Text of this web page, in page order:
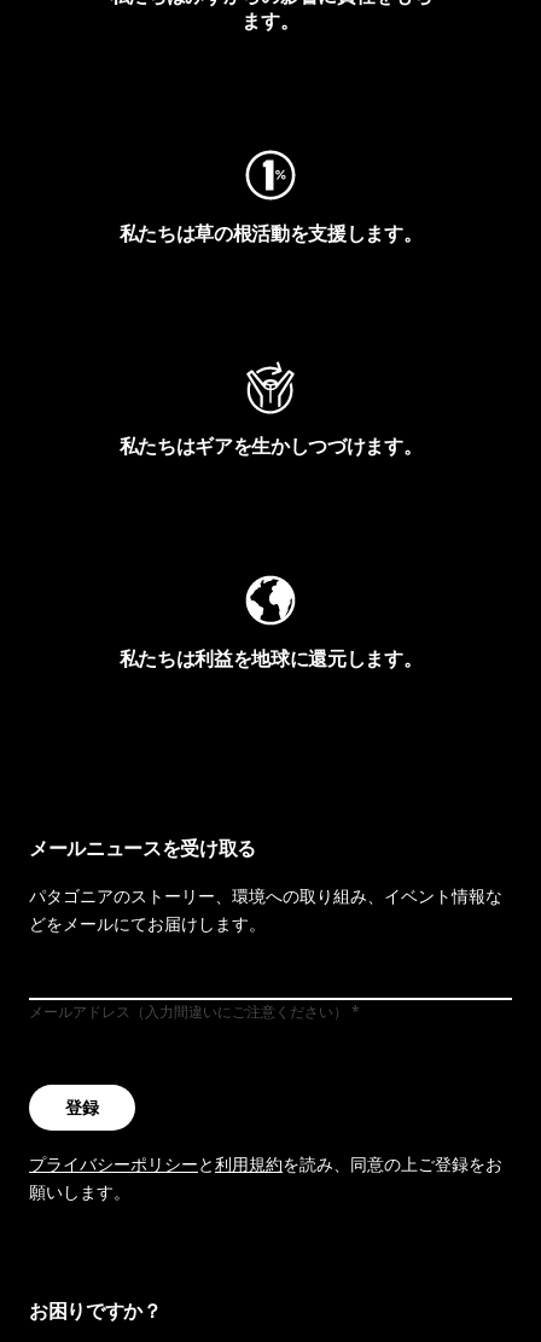
ます。
私たちは草の根活動を支援します。
私たちはギアを生かしつづけます。
私たちは利益を地球に還元します。
メールニュースを受け取る
パタゴニアのストーリー、環境への取り組み、イベント情報な
どをメールにてお届けします。
メールアドレス（入力間違いにご注意ください）
登録
プライバシーポリシーと利用規約を読み、同意の上ご登録をお
願いします。
お困りですか？